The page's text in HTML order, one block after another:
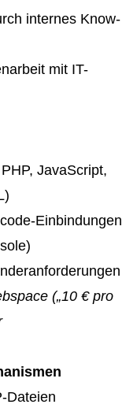
internes Know-
mit IT-
JavaScript,
Einbindungen
(„10 € pro
Dateien